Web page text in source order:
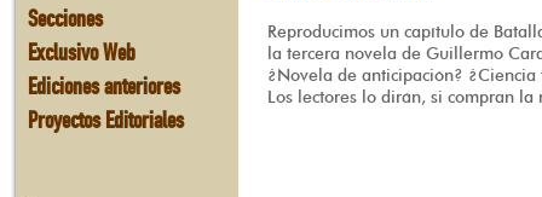
Secciones
Exclusivo Web
Ediciones anteriores
Proyectos Editoriales
Reproducimos un capítulo de
la tercera novela de Guillermo
¿Novela de anticipación?
Los lectores lo dirán, si compran la